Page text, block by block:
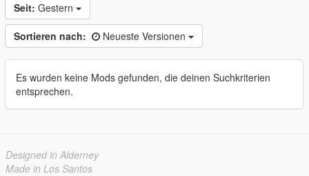
Seit: Gestern
Sortieren nach: Neueste Versionen
Es wurden keine Mods gefunden, die deinen Suchkriterien
entsprechen.
Designed in Alderney
Made in Los Santos